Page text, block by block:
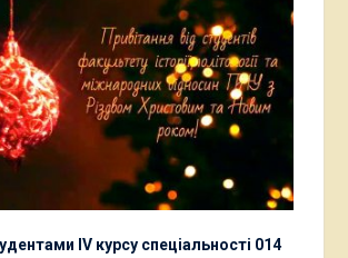
ІV курсу спеціальності 014